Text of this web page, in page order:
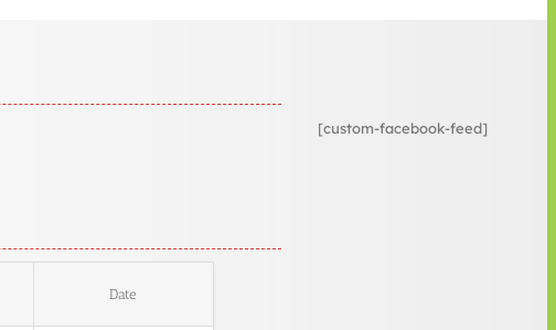
Date
[custom-facebook-feed]